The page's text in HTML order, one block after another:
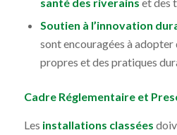
Soutien à l’innovation
sont encouragées à
propres et des pratiques
Cadre Réglementaire et
Les installations classées